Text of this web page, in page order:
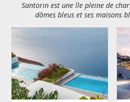
Santorin est une île pleine de
dômes bleus et ses maisons